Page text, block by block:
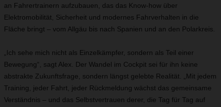
an Fahrertrainern aufzubauen, das das Know-how über
Elektromobilität, Sicherheit und modernes Fahrverhalten in die
Fläche bringt – vom Allgäu bis nach Spanien und an den Polarkreis.
„Ich sehe mich nicht als Einzelkämpfer, sondern als Teil einer
Bewegung“, sagt Alex. Der Wandel im Cockpit sei für ihn keine
abstrakte Zukunftsfrage, sondern längst gelebte Realität. „Mit jedem
Training, jeder Fahrt, jeder Rückmeldung wächst das gemeinsame
Verständnis – und das Selbstvertrauen derer, die Tag für Tag auf